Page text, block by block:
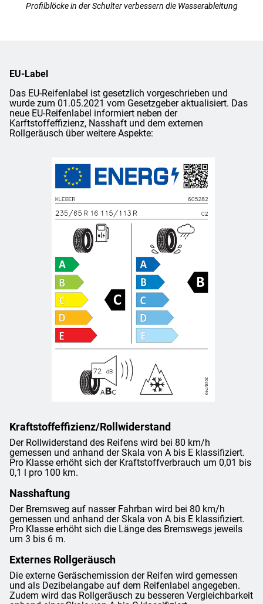
Profilblöcke in der Schulter verbessern die Wasserableitung
EU-Label
Das EU-Reifenlabel ist gesetzlich vorgeschrieben und
wurde zum 01.05.2021 vom Gesetzgeber aktualisiert. Das
neue EU-Reifenlabel informiert neben der
Karftstoffeffizienz, Nasshaft und dem externen
Rollgeräusch über weitere Aspekte:
Kraftstoffeffizienz/Rollwiderstand
Der Rollwiderstand des Reifens wird bei 80 km/h
gemessen und anhand der Skala von A bis E klassifiziert.
Pro Klasse erhöht sich der Kraftstoffverbrauch um 0,01 bis
0,1 l pro 100 km.
Nasshaftung
Der Bremsweg auf nasser Fahrban wird bei 80 km/h
gemessen und anhand der Skala von A bis E klassifiziert.
Pro Klasse erhöht sich die Länge des Bremswegs jeweils
um 3 bis 6 m.
Externes Rollgeräusch
Die externe Geräschemission der Reifen wird gemessen
und als Dezibelangabe auf dem Reifenlabel angegeben.
Zudem wird das Rollgeräusch zu besseren Vergleichbarkeit